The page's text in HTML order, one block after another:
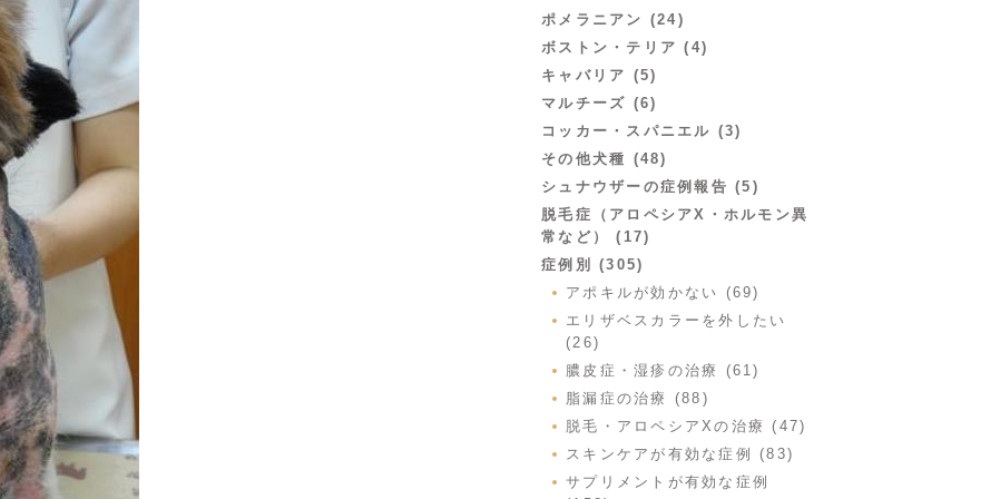
ポメラニアン (24)
ボストン・テリア (4)
キャバリア (5)
マルチーズ (6)
コッカー・スパニエル (3)
その他犬種 (48)
シュナウザーの症例報告 (5)
脱毛症（アロペシアX・ホルモン異
常など） (17)
症例別 (305)
アポキルが効かない (69)
エリザベスカラーを外したい
(26)
膿皮症・湿疹の治療 (61)
脂漏症の治療 (88)
脱毛・アロペシアXの治療 (47)
スキンケアが有効な症例 (83)
サプリメントが有効な症例